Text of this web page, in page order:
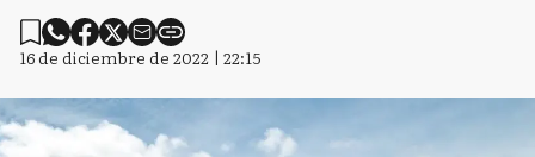
16 de diciembre de 2022 | 22:15